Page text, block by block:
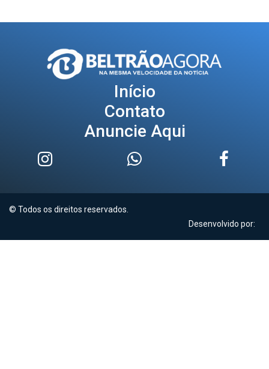
Início
Contato
Anuncie Aqui
© Todos os direitos reservados.
Desenvolvido por: